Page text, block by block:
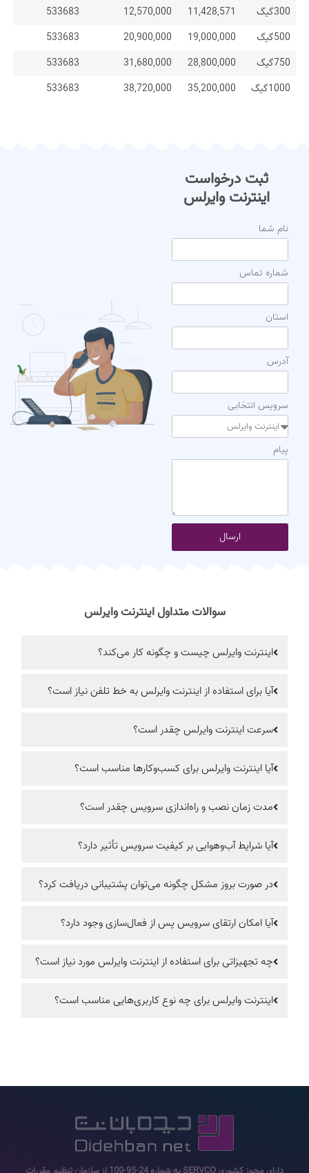
300گیگ
11,428,571
12,570,000
533683
500گیگ
19,000,000
20,900,000
533683
750گیگ
28,800,000
31,680,000
533683
1000گیگ
35,200,000
38,720,000
533683
ثبت درخواست
اینترنت وایرلس
نام شما
شماره تماس
استان
آدرس
سرویس انتخابی
پیام
ارسال
سوالات متداول اینترنت وایرلس
اینترنت وایرلس چیست و چگونه کار می‌کند؟
آیا برای استفاده از اینترنت وایرلس به خط تلفن نیاز است؟
سرعت اینترنت وایرلس چقدر است؟
آیا اینترنت وایرلس برای کسب‌وکارها مناسب است؟
مدت زمان نصب و راه‌اندازی سرویس چقدر است؟
آیا شرایط آب‌وهوایی بر کیفیت سرویس تأثیر دارد؟
در صورت بروز مشکل چگونه می‌توان پشتیبانی دریافت کرد؟
آیا امکان ارتقای سرویس پس از فعال‌سازی وجود دارد؟
چه تجهیزاتی برای استفاده از اینترنت وایرلس مورد نیاز است؟
اینترنت وایرلس برای چه نوع کاربری‌هایی مناسب است؟